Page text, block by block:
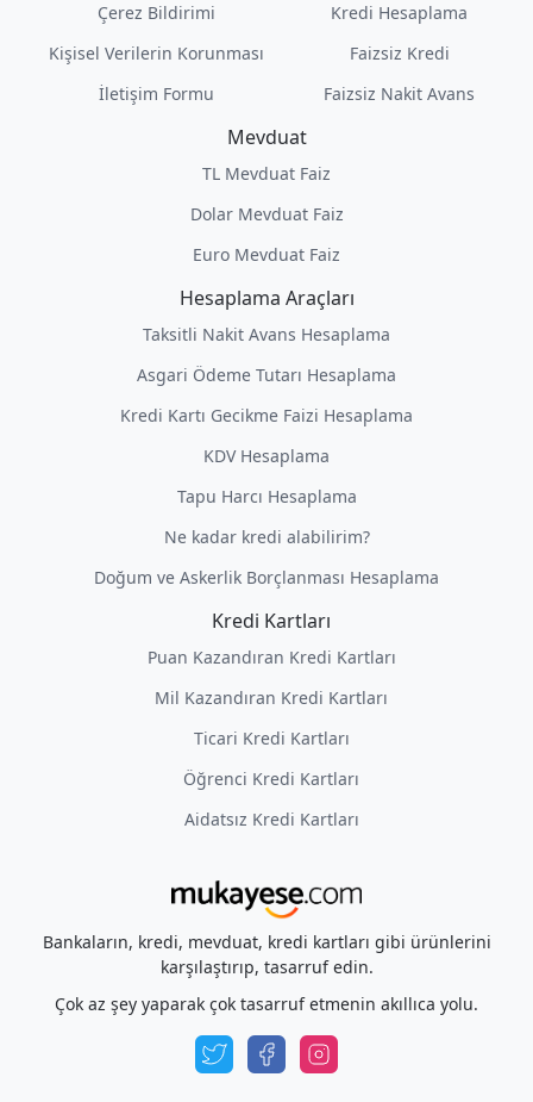
Çerez Bildirimi
Kişisel Verilerin Korunması
İletişim Formu
Kredi Hesaplama
Faizsiz Kredi
Faizsiz Nakit Avans
Mevduat
TL Mevduat Faiz
Dolar Mevduat Faiz
Euro Mevduat Faiz
Hesaplama Araçları
Taksitli Nakit Avans Hesaplama
Asgari Ödeme Tutarı Hesaplama
Kredi Kartı Gecikme Faizi Hesaplama
KDV Hesaplama
Tapu Harcı Hesaplama
Ne kadar kredi alabilirim?
Doğum ve Askerlik Borçlanması Hesaplama
Kredi Kartları
Puan Kazandıran Kredi Kartları
Mil Kazandıran Kredi Kartları
Ticari Kredi Kartları
Öğrenci Kredi Kartları
Aidatsız Kredi Kartları
Bankaların, kredi, mevduat, kredi kartları gibi ürünlerini
karşılaştırıp, tasarruf edin.
Çok az şey yaparak çok tasarruf etmenin akıllıca yolu.